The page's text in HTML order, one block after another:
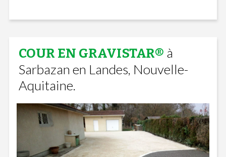
COUR EN GRAVISTAR® à
Sarbazan en Landes, Nouvelle-
Aquitaine.